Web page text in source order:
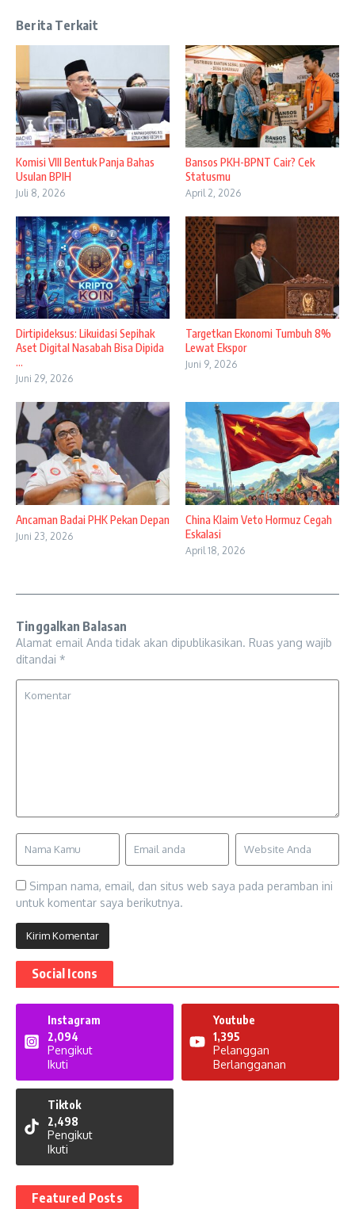
Berita Terkait
Komisi VIII Bentuk Panja Bahas
Usulan BPIH
Juli 8, 2026
Bansos PKH-BPNT Cair? Cek
Statusmu
April 2, 2026
Dirtipideksus: Likuidasi Sepihak
Aset Digital Nasabah Bisa Dipida
...
Juni 29, 2026
Targetkan Ekonomi Tumbuh 8%
Lewat Ekspor
Juni 9, 2026
Ancaman Badai PHK Pekan Depan
Juni 23, 2026
China Klaim Veto Hormuz Cegah
Eskalasi
April 18, 2026
Tinggalkan Balasan
Alamat email Anda tidak akan dipublikasikan. Ruas yang wajib
ditandai *
Simpan nama, email, dan situs web saya pada peramban ini
untuk komentar saya berikutnya.
Social Icons
Instagram
2,094
Pengikut
Ikuti
Youtube
1,395
Pelanggan
Berlangganan
Tiktok
2,498
Pengikut
Ikuti
Featured Posts